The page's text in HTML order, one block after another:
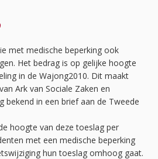
met medische beperking ook
Het bedrag is op gelijke hoogte
in de Wajong2010. Dit maakt
Ark van Sociale Zaken en
bekend in een brief aan de Tweede
hoogte van deze toeslag per
met een medische beperking
hun toeslag omhoog gaat.